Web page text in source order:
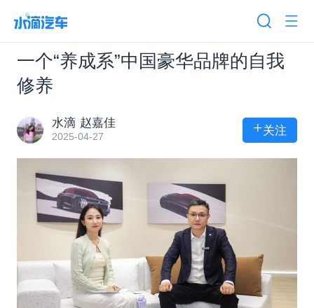
一个“养成系”中国豪华品牌的自我
修养
水滴 赵嘉佳
2025-04-27 +关注